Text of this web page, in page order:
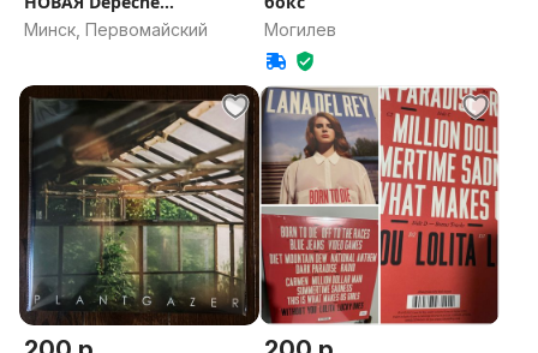
Mode,Jean-Michel
Минск, Первомайский Могилев